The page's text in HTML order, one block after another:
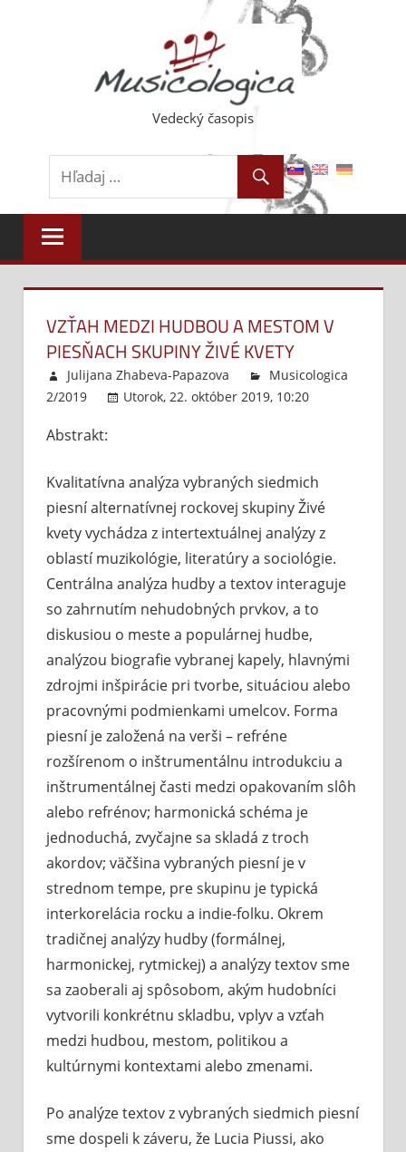
Vedecký časopis
VZŤAH MEDZI HUDBOU A MESTOM V
PIESŇACH SKUPINY ŽIVÉ KVETY
Julijana Zhabeva-Papazova
Musicologica
2/2019
Utorok, 22. október 2019, 10:20
Abstrakt:
Kvalitatívna analýza vybraných siedmich
piesní alternatívnej rockovej skupiny Živé
kvety vychádza z intertextuálnej analýzy z
oblastí muzikológie, literatúry a sociológie.
Centrálna analýza hudby a textov interaguje
so zahrnutím nehudobných prvkov, a to
diskusiou o meste a populárnej hudbe,
analýzou biografie vybranej kapely, hlavnými
zdrojmi inšpirácie pri tvorbe, situáciou alebo
pracovnými podmienkami umelcov. Forma
piesní je založená na verši – refréne
rozšírenom o inštrumentálnu introdukciu a
inštrumentálnej časti medzi opakovaním slôh
alebo refrénov; harmonická schéma je
jednoduchá, zvyčajne sa skladá z troch
akordov; väčšina vybraných piesní je v
strednom tempe, pre skupinu je typická
interkorelácia rocku a indie-folku. Okrem
tradičnej analýzy hudby (formálnej,
harmonickej, rytmickej) a analýzy textov sme
sa zaoberali aj spôsobom, akým hudobníci
vytvorili konkrétnu skladbu, vplyv a vzťah
medzi hudbou, mestom, politikou a
kultúrnymi kontextami alebo zmenami.
Po analýze textov z vybraných siedmich piesní
sme dospeli k záveru, že Lucia Piussi, ako